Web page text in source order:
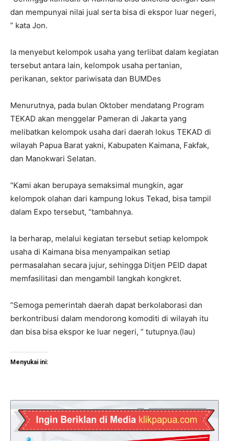
dan mempunyai nilai jual serta bisa di ekspor luar negeri,
” kata Jon.
Ia menyebut kelompok usaha yang terlibat dalam kegiatan
tersebut antara lain, kelompok usaha pertanian,
perikanan, sektor pariwisata dan BUMDes
Menurutnya, pada bulan Oktober mendatang Program
TEKAD akan menggelar Pameran di Jakarta yang
melibatkan kelompok usaha dari daerah lokus TEKAD di
wilayah Papua Barat yakni, Kabupaten Kaimana, Fakfak,
dan Manokwari Selatan.
“Kami akan berupaya semaksimal mungkin, agar
kelompok olahan dari kampung lokus Tekad, bisa tampil
dalam Expo tersebut, “tambahnya.
Ia berharap, melalui kegiatan tersebut setiap kelompok
usaha di Kaimana bisa menyampaikan setiap
permasalahan secara jujur, sehingga Ditjen PEID dapat
memfasilitasi dan mengambil langkah kongkret.
“Semoga pemerintah daerah dapat berkolaborasi dan
berkontribusi dalam mendorong komoditi di wilayah itu
dan bisa bisa ekspor ke luar negeri, ” tutupnya.(lau)
Menyukai ini: